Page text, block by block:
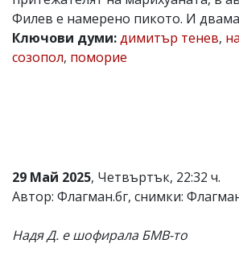
Коментарите
под
статиите
се
отговорност
за
тях!
откриете
Филев е намерено пикото. И
Ключови думи:димитър тенев,
созопол, поморие
29 Май 2025, Четвъртък, 22:32 ч.
Автор: Флагман.бг, снимки:
Надя Д. е шофирала БМВ-то